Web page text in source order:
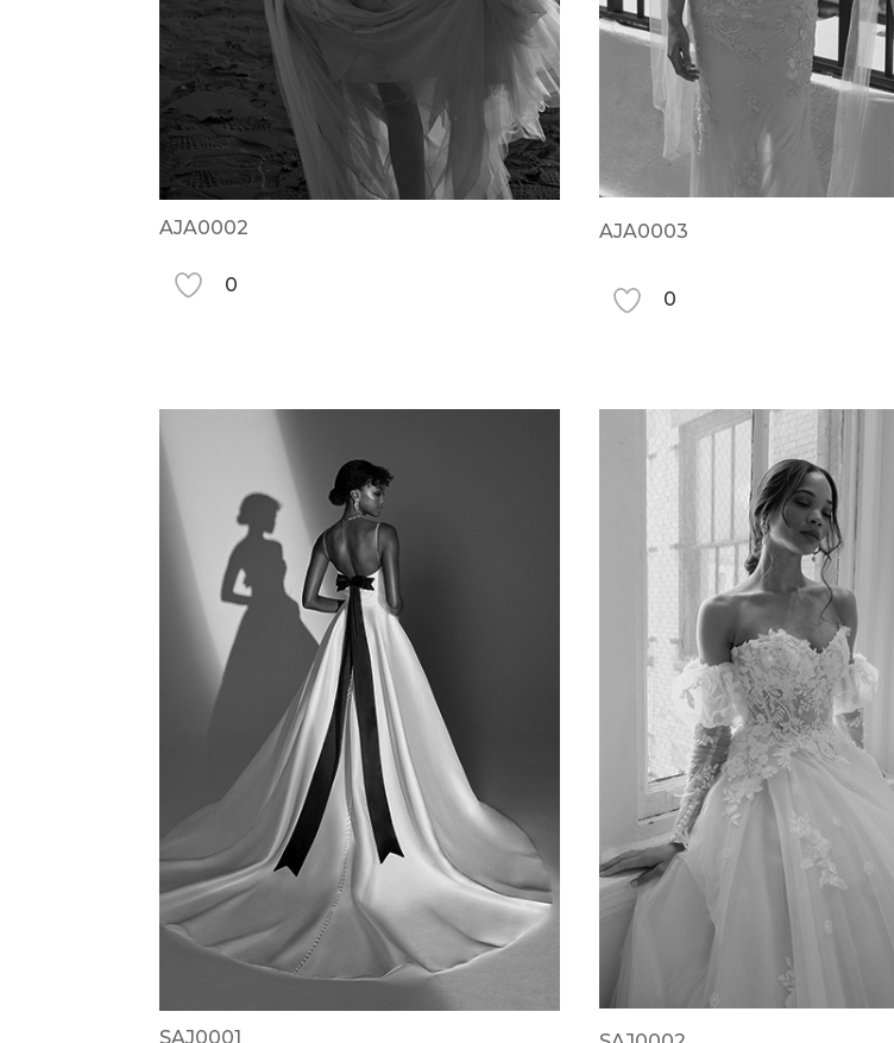
AJA0002
0
AJA0003
0
SAJ0001